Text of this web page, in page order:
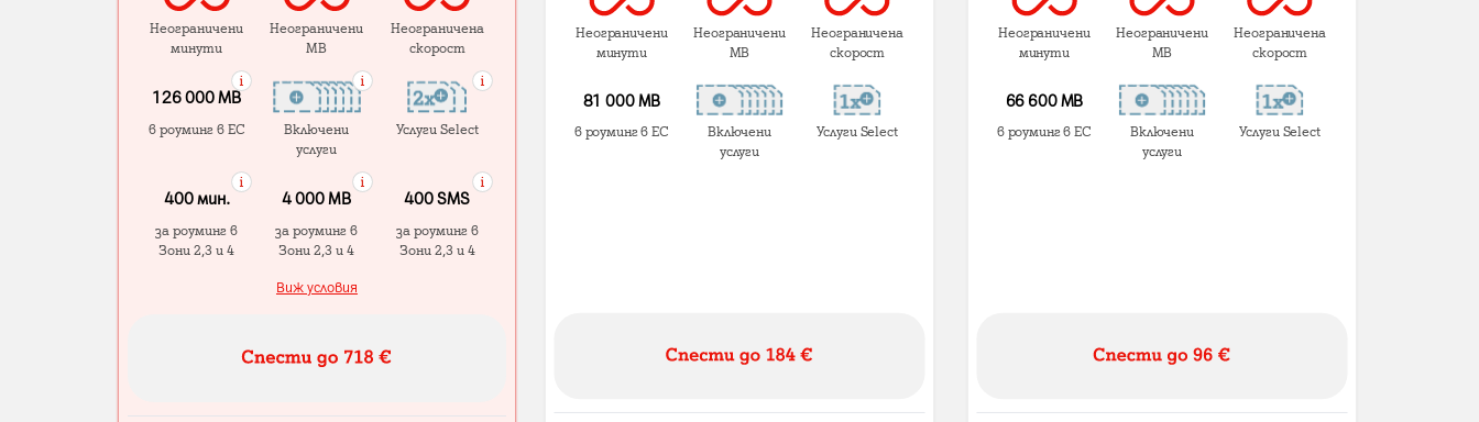
Неограничени
минути
Неограничени
MB
Неограничена
скорост
126 000 MB
в роуминг в ЕС
Включени
услуги
Услуги Select
400 мин.
за роуминг в
Зони 2,3 и 4
4 000 МB
за роуминг в
Зони 2,3 и 4
400 SMS
за роуминг в
Зони 2,3 и 4
Виж условия
Неограничени
минути
Неограничени
MB
Неограничена
скорост
81 000 МВ
в роуминг в ЕС
Включени
услуги
Услуги Select
Неограничени
минути
Неограничени
MB
Неограничена
скорост
66 600 MB
в роуминг в ЕС
Включени
услуги
Услуги Select